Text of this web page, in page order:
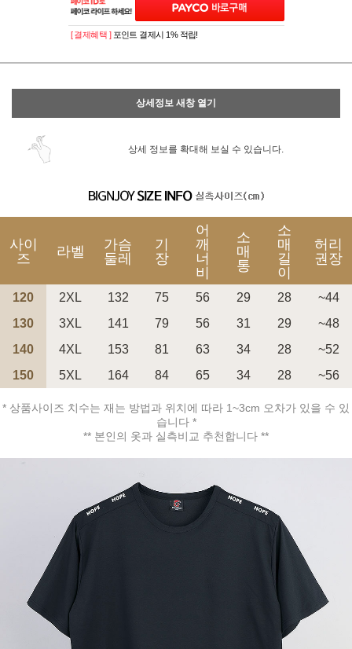
[ 결제혜택 ] 포인트 결제시 1% 적립!
상세정보 새창 열기
상세 정보를 확대해 보실 수 있습니다.
사이
즈
라벨
가슴
둘레
기
장
어
깨
너
비
소
매
통
소
매
길
이
허리
권장
120 2XL 132 75 56 29 28
~44
130
3XL 141 79 56 31 29
~48
140
4XL 153 81 63 34 28
~52
150
5XL 164 84 65 34 28 ~56
* 상품사이즈 치수는 재는 방법과 위치에 따라 1~3cm 오차가 있을 수 있
습니다 *
** 본인의 옷과 실측비교 추천합니다 **